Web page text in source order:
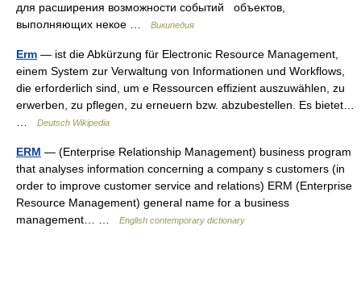
для расширения возможности событий объектов,
выполняющих некое …
Википедия
Erm — ist die Abkürzung für Electronic Resource Management,
einem System zur Verwaltung von Informationen und Workflows,
die erforderlich sind, um e Ressourcen effizient auszuwählen, zu
erwerben, zu pflegen, zu erneuern bzw. abzubestellen. Es bietet…
Deutsch Wikipedia
ERM — (Enterprise Relationship Management) business program
that analyses information concerning a company s customers (in
order to improve customer service and relations) ERM (Enterprise
Resource Management) general name for a business
management… …
English contemporary dictionary